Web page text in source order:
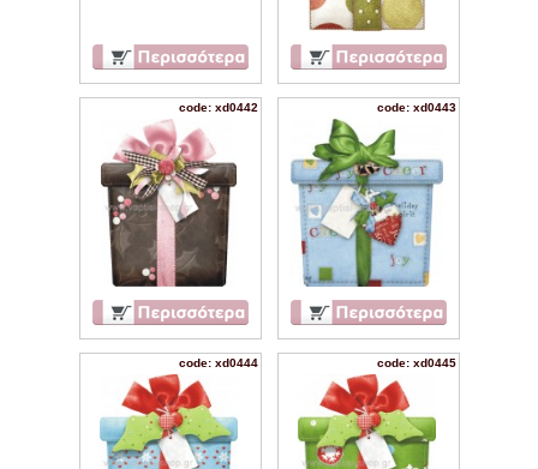
code: xd0442 code: xd0443
code: xd0444 code: xd0445